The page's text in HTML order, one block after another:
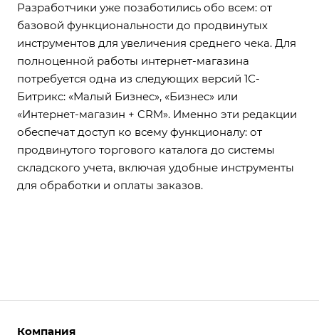
Разработчики уже позаботились обо всем: от
базовой функциональности до продвинутых
инструментов для увеличения среднего чека. Для
полноценной работы интернет-магазина
потребуется одна из следующих версий 1С-
Битрикс: «Малый Бизнес», «Бизнес» или
«Интернет-магазин + CRM». Именно эти редакции
обеспечат доступ ко всему функционалу: от
продвинутого торгового каталога до системы
складского учета, включая удобные инструменты
для обработки и оплаты заказов.
Компания